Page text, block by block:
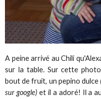
A peine arrivé au Chili
sur la table. Sur cette
bout de fruit, un pepino dulce
sur google) et il a adoré! Il a